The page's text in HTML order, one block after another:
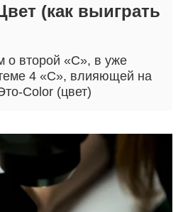
(как выиграть
о второй «С», в уже
4 «С», влияющей на
Сolor (цвет)